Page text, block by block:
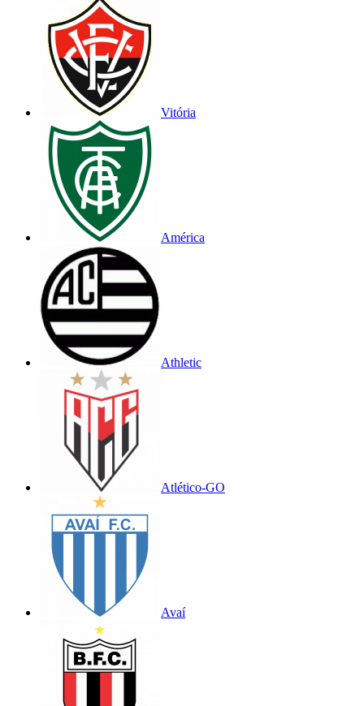
Vitória
América
Athletic
Atlético-GO
Avaí